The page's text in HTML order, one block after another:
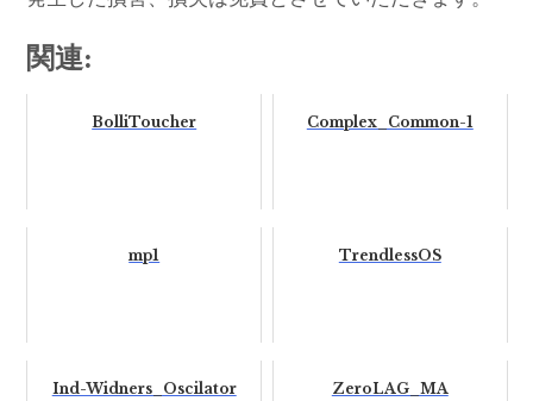
関連:
BolliToucher Complex_Common-1
mp1 TrendlessOS
Ind-Widners_Oscilator ZeroLAG_MA